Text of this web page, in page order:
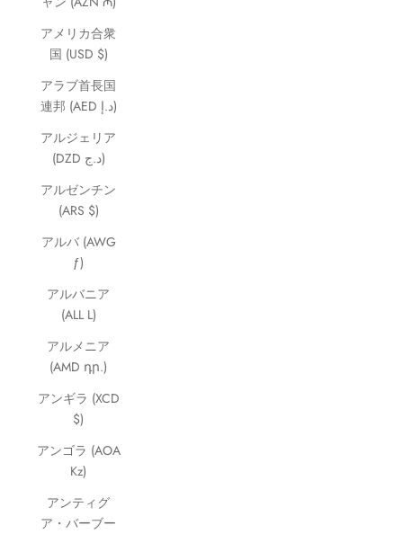
アメリカ合衆
国 (USD $)
アラブ首長国
連邦 (AED د.إ)
アルジェリア
(DZD د.ج)
アルゼンチン
(ARS $)
アルバ (AWG
ƒ)
アルバニア
(ALL L)
アルメニア
(AMD դր.)
アンギラ (XCD
$)
アンゴラ (AOA
Kz)
アンティグ
ア・バーブー